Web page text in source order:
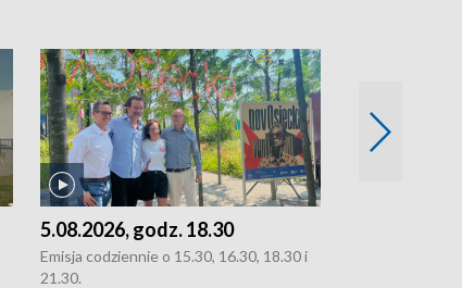
5.08.2026, godz. 18.30
Emisja codziennie o 15.30, 16.30, 18.30 i
21.30.